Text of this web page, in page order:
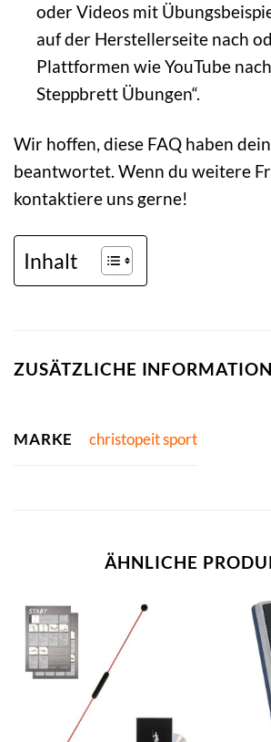
oder Videos mit
auf der Herstellerseite nach
Plattformen wie YouTube
Steppbrett Übungen“.
Wir hoffen, diese FAQ haben
beantwortet. Wenn du weitere
kontaktiere uns gerne!
Inhalt
ZUSÄTZLICHE
MARKE christopeit sport
ÄHNLICHE